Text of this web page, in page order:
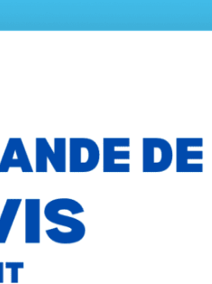
sommes
la
Nous
approfondie